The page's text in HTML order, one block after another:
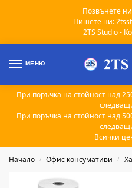
Позвънете
Пишете ни:
2TS Studio -
МЕНЮ
При поръчка на стойност над
При поръчка на стойност над
Всички
Начало / Офис консумативи /